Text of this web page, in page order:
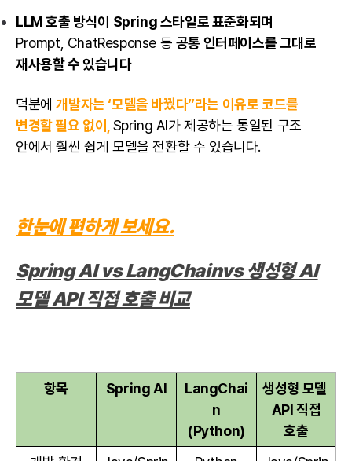
LLM 호출 방식이 Spring 스타일로 표준화되며
Prompt, ChatResponse 등 공통 인터페이스를 그대로
재사용할 수 있습니다
덕분에개발자는 ‘모델을 바꿨다”라는 이유로 코드를
변경할 필요 없이,Spring AI가 제공하는 통일된 구조
안에서 훨씬 쉽게 모델을 전환할 수 있습니다.
한눈에 편하게 보세요.
Spring AI vs LangChainvs 생성형 AI
모델 API 직접 호출 비교
항목 Spring AI
LangChai
n
(Python)
생성형 모델
API 직접
호출